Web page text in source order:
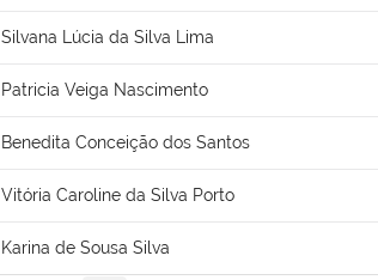
Silvana Lúcia da Silva Lima
Patricia Veiga Nascimento
Benedita Conceição dos Santos
Vitória Caroline da Silva Porto
Karina de Sousa Silva